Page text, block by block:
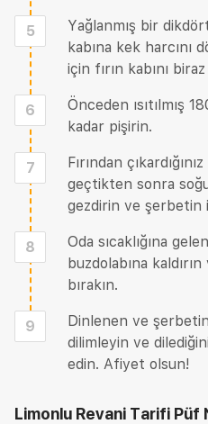
5
Yağlanmış bir
kabına kek harcını
için fırın kabını
6
Önceden ısıtılmış
kadar pişirin.
7
Fırından
geçtikten sonra
gezdirin ve şerbetin
8
Oda sıcaklığına
buzdolabına
bırakın.
9
Dinlenen ve
dilimleyin ve
edin. Afiyet olsun!
Limonlu Revani Tarifi Püf